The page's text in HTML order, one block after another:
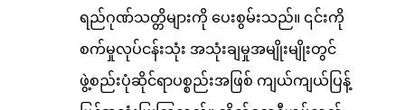
ရည်ဂုဏ်သတ္တိများကို ပေးစွမ်းသည်။ ၎င်းကို
စက်မှုလုပ်ငန်းသုံး အသုံးချမှုအမျိုးမျိုးတွင်
ဖွဲ့စည်းပုံဆိုင်ရာပစ္စည်းအဖြစ် ကျယ်ကျယ်ပြန့်